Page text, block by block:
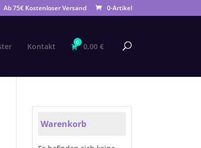
Ab 75€ Kostenloser Versand 0-Artikel
Kontakt 0 0,00 €
Warenkorb